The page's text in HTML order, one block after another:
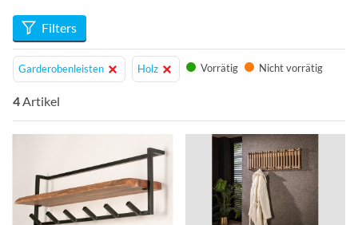
Filters
Garderobenleisten Holz Vorrätig Nicht vorrätig
4Artikel
Info Info